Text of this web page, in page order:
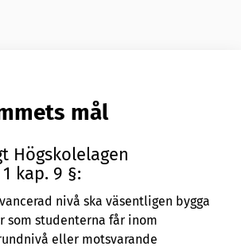
mål
Högskolelagen
kap. 9 §:
nivå ska väsentligen bygga
som studenterna får inom
eller motsvarande